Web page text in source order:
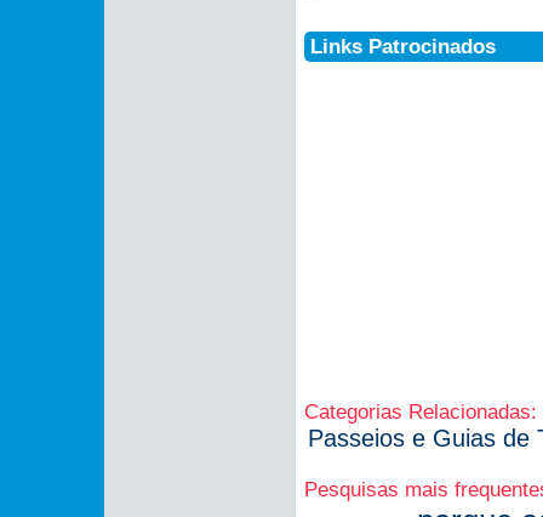
Links Patrocinados
Categorias Relacionadas:
Passeios e Guias de
Pesquisas mais